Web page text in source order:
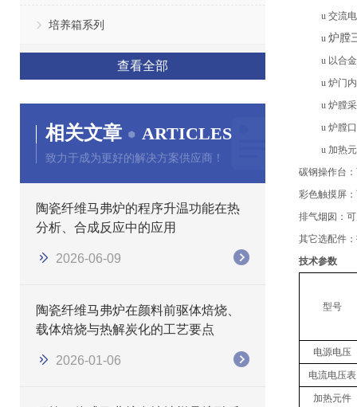
培养箱系列
查看全部
相关文章 ARTICLES
致力于成为更好的解决方案供应商！
陶瓷纤维马弗炉的程序升温功能在热
分析、合成反应中的应用
2026-06-09
陶瓷纤维马弗炉在颜料前驱体焙烧、
载体焙烧与热解炭化的工艺要点
2026-01-06
u 交流
u 炉膛
u 以合金
u 炉门
u 炉膛
u 炉膛口
u 加热
碳钢操作台
彩色触摸屏 ：
排气烟囱 ：
其它选配件：
技术参数
型号
电源电压
电流电压表
加热元件